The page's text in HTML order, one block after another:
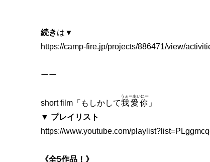
続きは▼
https://camp-fire.jp/projects/886471/view/
ーー
short film「もしかして我愛你
うぉーあいにー
」
▼ プレイリスト
https://www.youtube.com/
《全5作品！》